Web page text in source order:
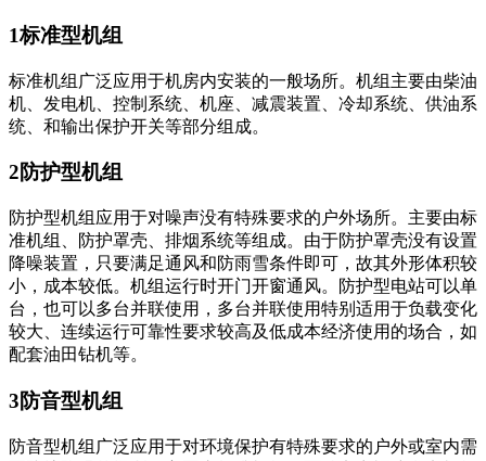
1标准型机组
标准机组广泛应用于机房内安装的一般场所。机组主要由柴油
机、发电机、控制系统、机座、减震装置、冷却系统、供油系
统、和输出保护开关等部分组成。
2防护型机组
防护型机组应用于对噪声没有特殊要求的户外场所。主要由标
准机组、防护罩壳、排烟系统等组成。由于防护罩壳没有设置
降噪装置，只要满足通风和防雨雪条件即可，故其外形体积较
小，成本较低。机组运行时开门开窗通风。防护型电站可以单
台，也可以多台并联使用，多台并联使用特别适用于负载变化
较大、连续运行可靠性要求较高及低成本经济使用的场合，如
配套油田钻机等。
3防音型机组
防音型机组广泛应用于对环境保护有特殊要求的户外或室内需